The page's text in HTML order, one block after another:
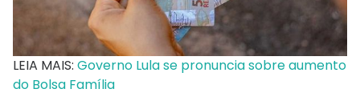
LEIA MAIS: Governo Lula se pronuncia sobre aumento
do Bolsa Família